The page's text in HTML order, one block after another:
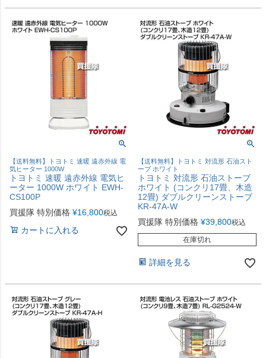
【送料無料】トヨトミ 速暖 遠赤外線 電
気ヒーター 1000W
トヨトミ 速暖 遠赤外線 電気ヒ
ーター 1000W ホワイト EWH-
CS100P
買援隊 特別価格 ¥16,800税込
カートに入れる
【送料無料】トヨトミ 対流形 石油スト
ーブ ホワイト
トヨトミ 対流形 石油ストーブ
ホワイト (コンクリ17畳、木造
12畳) ダブルクリーンストーブ
KR-47A-W
買援隊 特別価格 ¥39,800税込
在庫切れ
詳細を見る